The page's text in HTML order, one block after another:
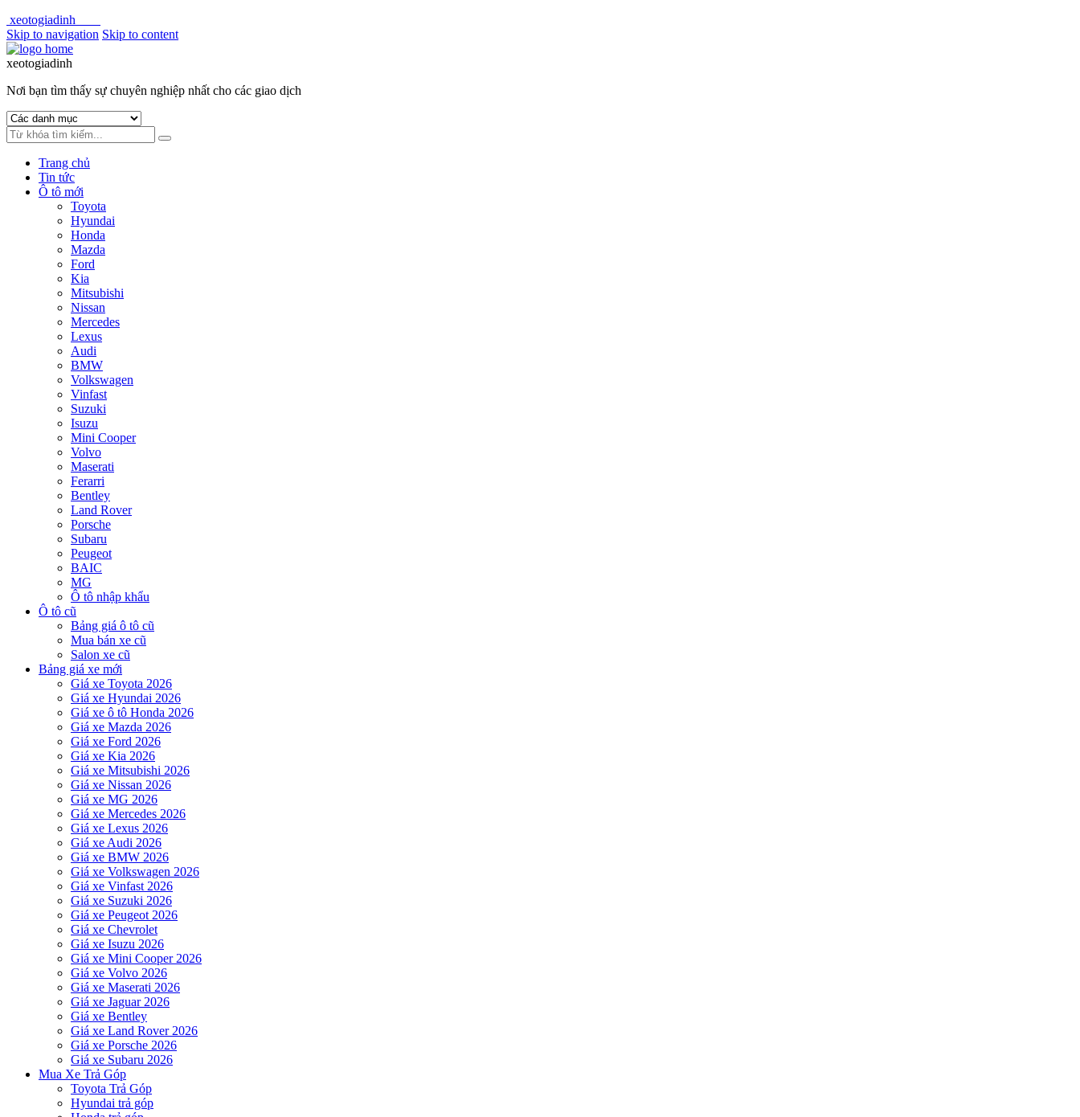
xeotogiadinh
Skip to navigation Skip to content
xeotogiadinh
Nơi bạn tìm thấy sự chuyên nghiệp nhất cho các giao dịch
Trang chủ
Tin tức
Ô tô mới
Toyota
Hyundai
Honda
Mazda
Ford
Kia
Mitsubishi
Nissan
Mercedes
Lexus
Audi
BMW
Volkswagen
Vinfast
Suzuki
Isuzu
Mini Cooper
Volvo
Maserati
Ferarri
Bentley
Land Rover
Porsche
Subaru
Peugeot
BAIC
MG
Ô tô nhập khẩu
Ô tô cũ
Bảng giá ô tô cũ
Mua bán xe cũ
Salon xe cũ
Bảng giá xe mới
Giá xe Toyota 2026
Giá xe Hyundai 2026
Giá xe ô tô Honda 2026
Giá xe Mazda 2026
Giá xe Ford 2026
Giá xe Kia 2026
Giá xe Mitsubishi 2026
Giá xe Nissan 2026
Giá xe MG 2026
Giá xe Mercedes 2026
Giá xe Lexus 2026
Giá xe Audi 2026
Giá xe BMW 2026
Giá xe Volkswagen 2026
Giá xe Vinfast 2026
Giá xe Suzuki 2026
Giá xe Peugeot 2026
Giá xe Chevrolet
Giá xe Isuzu 2026
Giá xe Mini Cooper 2026
Giá xe Volvo 2026
Giá xe Maserati 2026
Giá xe Jaguar 2026
Giá xe Bentley
Giá xe Land Rover 2026
Giá xe Porsche 2026
Giá xe Subaru 2026
Mua Xe Trả Góp
Toyota Trả Góp
Hyundai trả góp